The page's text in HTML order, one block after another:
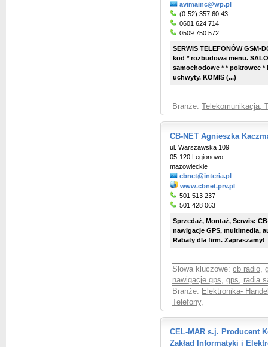
avimainc@wp.pl
(0-52) 357 60 43
0601 624 714
0509 750 572
SERWIS TELEFONÓW
kod * rozbudowa menu.
samochodowe * * pokrowce *
uchwyty. KOMIS (...)
Branże: Telekomunikacja,
CB-NET Agnieszka
ul. Warszawska 109
05-120 Legionowo
mazowieckie
cbnet@interia.pl
www.cbnet.prv.pl
501 513 237
501 428 063
Sprzedaż, Montaż, Serwis:
nawigacje GPS, multimedia,
Rabaty dla firm. Zapraszamy!
Słowa kluczowe: cb radio,
nawigacje gps, gps, radia
Branże: Elektronika-
Telefony,
CEL-MAR s.j. Producent
Zakład Informatyki i